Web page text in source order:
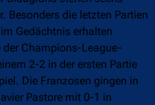
Besonders die letzten Partien
Gedächtnis erhalten
Champions-League-
2-2 in der ersten Partie
Die Franzosen gingen in
Pastore mit 0-1 in